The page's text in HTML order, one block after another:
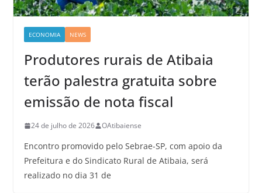
ECONOMIA NEWS
Produtores rurais de Atibaia
terão palestra gratuita sobre
emissão de nota fiscal
24 de julho de 2026 OAtibaiense
Encontro promovido pelo Sebrae-SP, com apoio da
Prefeitura e do Sindicato Rural de Atibaia, será
realizado no dia 31 de